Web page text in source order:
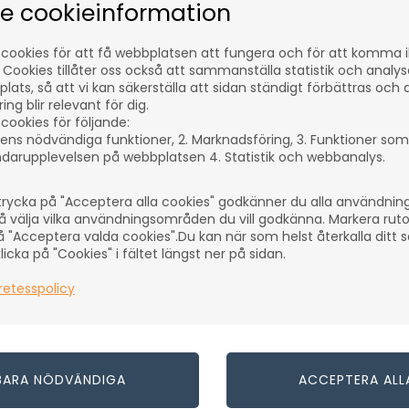
cookieinformation
för att få webbplatsen att fungera och för att komma
tillåter oss också att sammanställa statistik och
så att vi kan säkerställa att sidan ständigt förbättras och
blir relevant för dig.
för följande:
nödvändiga funktioner, 2. Marknadsföring, 3. Funktioner
på webbplatsen 4. Statistik och webbanalys.
på "Acceptera alla cookies" godkänner du alla
välja vilka användningsområden du vill godkänna. Markera
"Acceptera valda cookies".Du kan när som helst återkalla ditt
på "Cookies" i fältet längst ner på sidan.
Hantverk och Hobby
Chestnut Products
Träsvarvning
Överflatebehandling för träsvarvning Olja